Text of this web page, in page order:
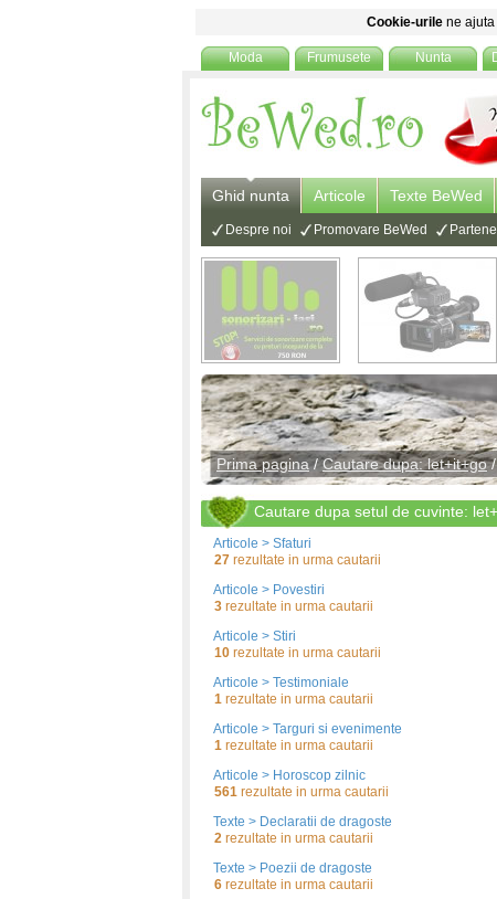
Cookie-urile ne
Moda Frumusete Nunta
Ghid nunta Articole Texte BeWed
Despre noi Promovare BeWed
Prima pagina/Cautare dupa: let+it+go/
Cautare dupa setul de cuvinte:
Articole > Sfaturi
27 rezultate in urma cautarii
Articole > Povestiri
3 rezultate in urma cautarii
Articole > Stiri
10 rezultate in urma cautarii
Articole > Testimoniale
1 rezultate in urma cautarii
Articole > Targuri si evenimente
1 rezultate in urma cautarii
Articole > Horoscop zilnic
561 rezultate in urma cautarii
Texte > Declaratii de dragoste
2 rezultate in urma cautarii
Texte > Poezii de dragoste
6 rezultate in urma cautarii